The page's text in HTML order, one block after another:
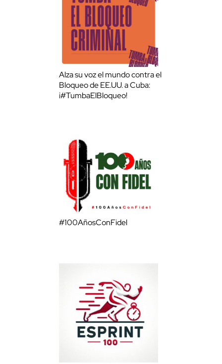
Alza su voz el mundo contra el
Bloqueo de EE.UU. a Cuba:
¡#TumbaElBloqueo!
#100AñosConFidel